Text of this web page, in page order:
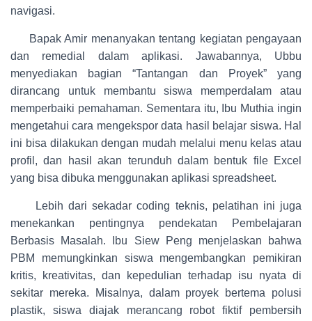
navigasi.
Bapak Amir menanyakan tentang kegiatan pengayaan
dan remedial dalam aplikasi. Jawabannya, Ubbu
menyediakan bagian “Tantangan dan Proyek” yang
dirancang untuk membantu siswa memperdalam atau
memperbaiki pemahaman. Sementara itu, Ibu Muthia ingin
mengetahui cara mengekspor data hasil belajar siswa. Hal
ini bisa dilakukan dengan mudah melalui menu kelas atau
profil, dan hasil akan terunduh dalam bentuk file Excel
yang bisa dibuka menggunakan aplikasi spreadsheet.
Lebih dari sekadar coding teknis, pelatihan ini juga
menekankan pentingnya pendekatan Pembelajaran
Berbasis Masalah. Ibu Siew Peng menjelaskan bahwa
PBM memungkinkan siswa mengembangkan pemikiran
kritis, kreativitas, dan kepedulian terhadap isu nyata di
sekitar mereka. Misalnya, dalam proyek bertema polusi
plastik, siswa diajak merancang robot fiktif pembersih